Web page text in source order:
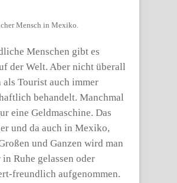
Mensch in Mexiko.
Menschen gibt es
der Welt. Aber nicht überall
als Tourist auch immer
behandelt. Manchmal
eine Geldmaschine. Das
und da auch in Mexiko,
und Ganzen wird man
in Ruhe gelassen oder
freundlich aufgenommen.